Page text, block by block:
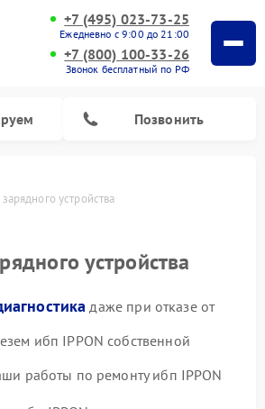
+7 (495) 023-73-25
Ежедневно с 9:00 до 21:00
+7 (800) 100-33-26
Звонок бесплатный по РФ
Позвонить
устройства
устройства
даже при отказе от
ибп IPPON собственной
работы по ремонту ибп IPPON